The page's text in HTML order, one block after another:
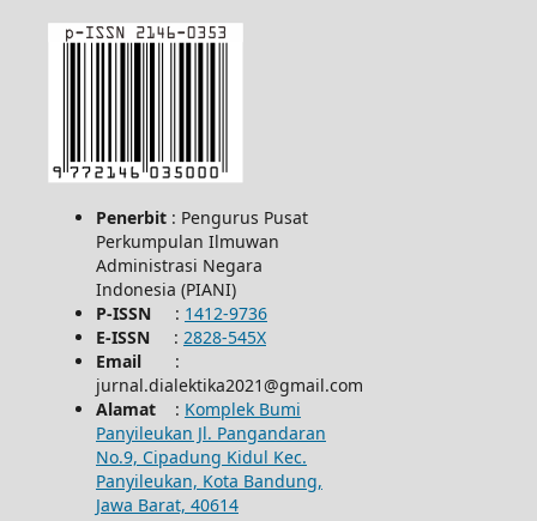
Penerbit : Pengurus Pusat
Perkumpulan Ilmuwan
Administrasi Negara
Indonesia (PIANI)
P-ISSN : 1412-9736
E-ISSN : 2828-545X
Email:
jurnal.dialektika2021@gmail.com
Alamat : Komplek Bumi
Panyileukan Jl. Pangandaran
No.9, Cipadung Kidul Kec.
Panyileukan, Kota Bandung,
Jawa Barat, 40614